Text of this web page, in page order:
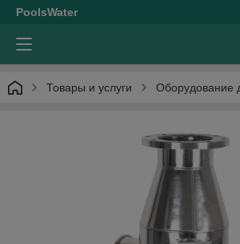
PoolsWater
Товары и услуги Оборудование